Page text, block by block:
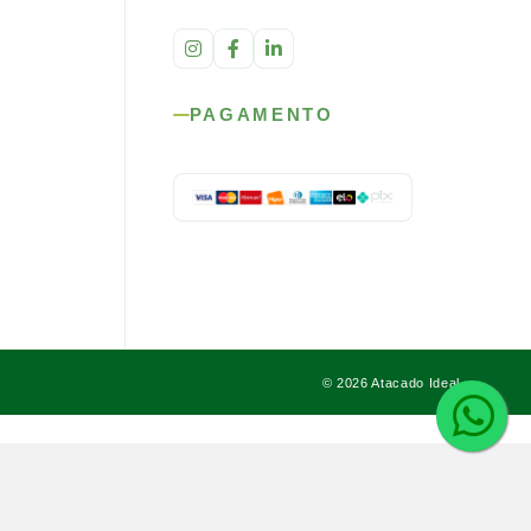
PAGAMENTO
© 2026 Atacado Ideal